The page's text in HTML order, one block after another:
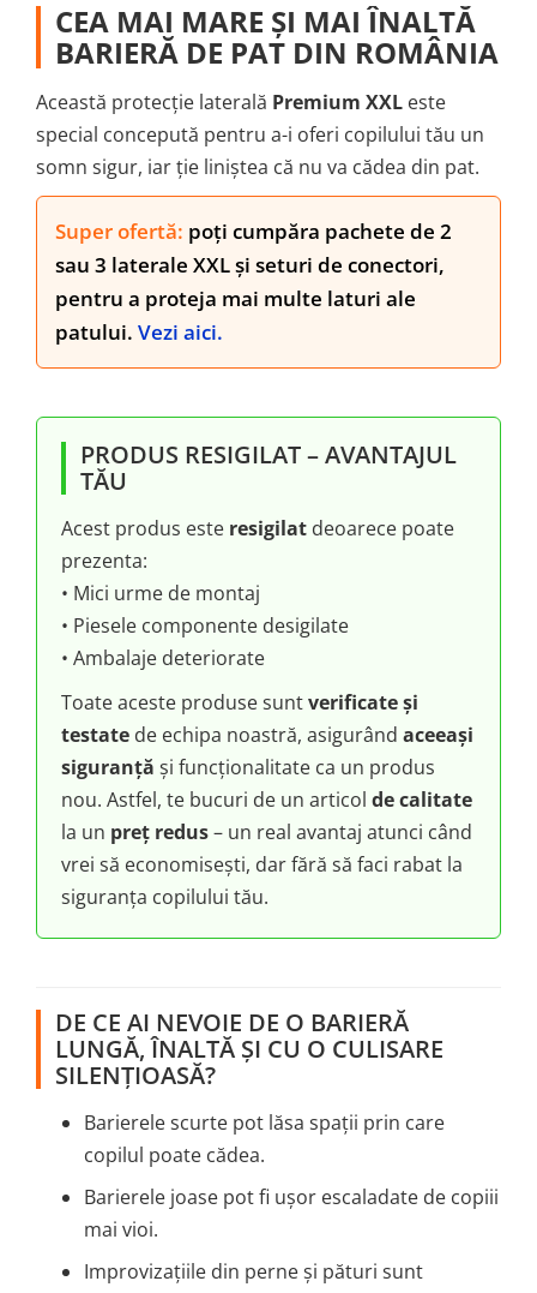
CEA MAI MARE ȘI MAI ÎNALTĂ
BARIERĂ DE PAT DIN ROMÂNIA
Această protecție laterală Premium XXL este
special concepută pentru a-i oferi copilului tău un
somn sigur, iar ție liniștea că nu va cădea din pat.
Super ofertă: poți cumpăra pachete de 2
sau 3 laterale XXL și seturi de conectori,
pentru a proteja mai multe laturi ale
patului. Vezi aici.
PRODUS RESIGILAT – AVANTAJUL
TĂU
Acest produs este resigilat deoarece poate
prezenta:
• Mici urme de montaj
• Piesele componente desigilate
• Ambalaje deteriorate
Toate aceste produse suntverificate și
testate de echipa noastră, asigurând aceeași
siguranță și funcționalitate ca un produs
nou. Astfel, te bucuri de un articol de calitate
la un preț redus– un real avantaj atunci când
vrei să economisești, dar fără să faci rabat la
siguranța copilului tău.
DE CE AI NEVOIE DE O BARIERĂ
LUNGĂ, ÎNALTĂ ȘI CU O CULISARE
SILENȚIOASĂ?
Barierele scurte pot lăsa spații prin care
copilul poate cădea.
Barierele joase pot fi ușor escaladate de copiii
mai vioi.
Improvizațiile din perne și pături sunt